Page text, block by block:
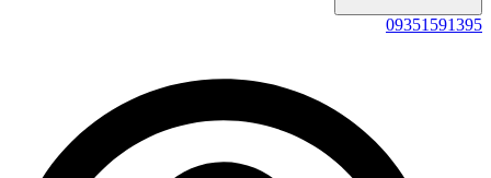
09351591395